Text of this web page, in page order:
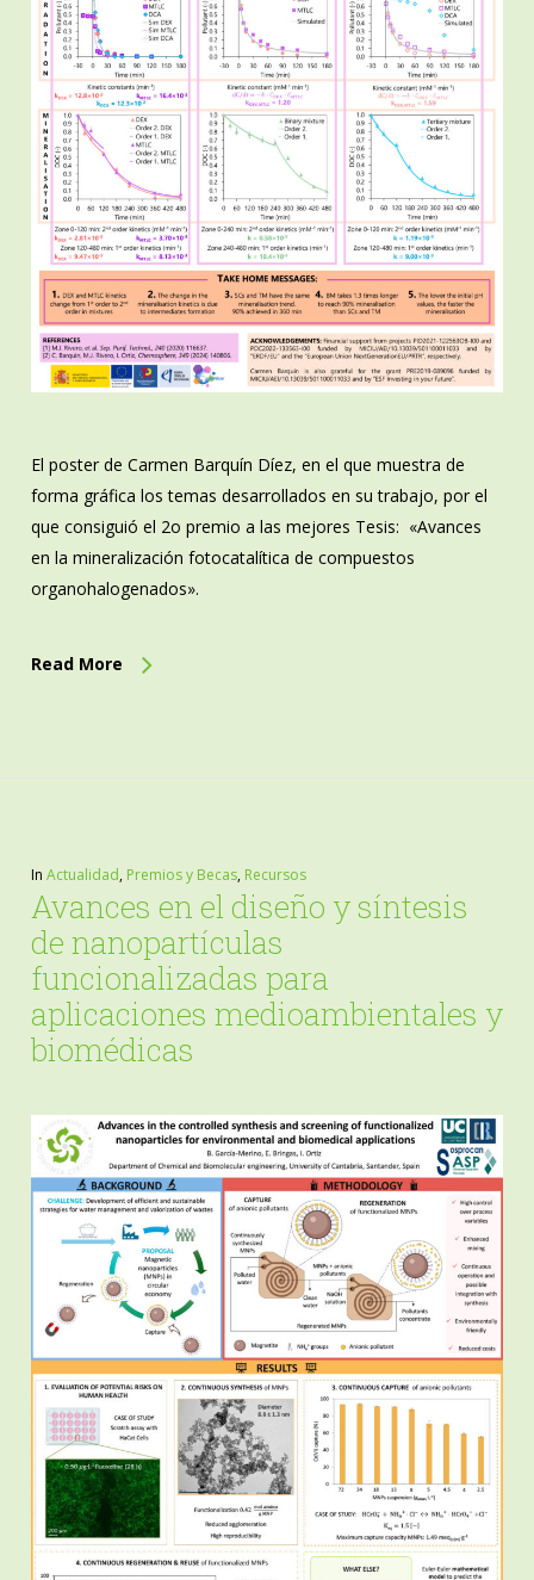
El poster de Carmen Barquín Díez, en el que muestra de
forma gráfica los temas desarrollados en su trabajo, por el
que consiguió el 2o premio a las mejores Tesis: «Avances
en la mineralización fotocatalítica de compuestos
organohalogenados».
Read More
In Actualidad, Premios y Becas, Recursos
Avances en el diseño y síntesis
de nanopartículas
funcionalizadas para
aplicaciones medioambientales y
biomédicas